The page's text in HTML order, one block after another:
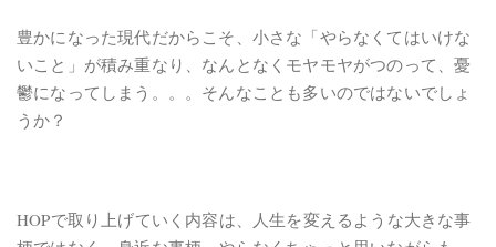
豊かになった現代だからこそ、小さな「やらなくてはいけな
いこと」が積み重なり、なんとなくモヤモヤがつのって、憂
鬱になってしまう。。。そんなことも多いのではないでしょ
うか？
HOPで取り上げていく内容は、人生を変えるような大きな事